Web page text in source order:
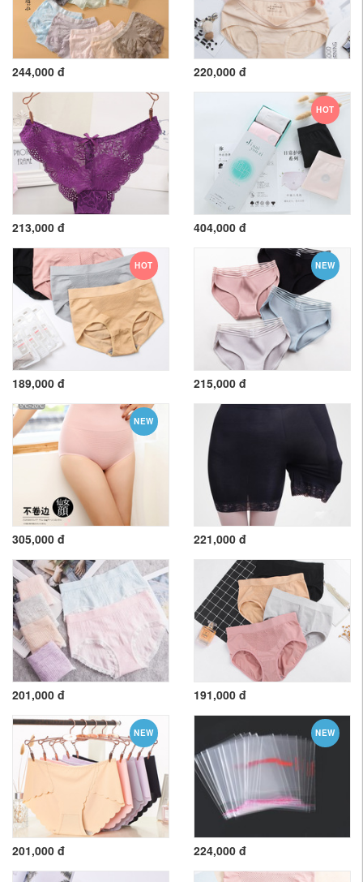
244,000 đ 220,000 đ
213,000 đ
HOT
404,000 đ
HOT
189,000 đ
NEW
215,000 đ
NEW
305,000 đ 221,000 đ
201,000 đ 191,000 đ
NEW
201,000 đ
NEW
224,000 đ